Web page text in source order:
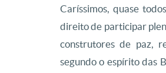
Caríssimos, quase
direito de participar
construtores de paz,
segundo o espírito das